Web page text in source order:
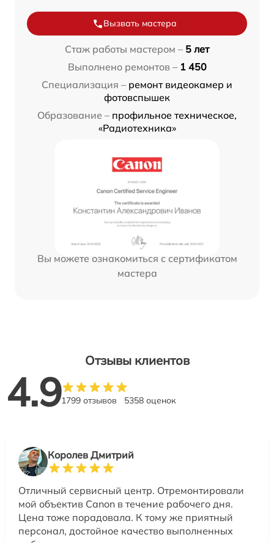
Вызвать мастера
Стаж работы мастером – 5 лет
Выполнено ремонтов – 1 450
Специализация – ремонт видеокамер и
фотовспышек
Образование – профильное техническое,
«Радиотехника»
Вы можете ознакомиться с сертификатом
мастера
Отзывы клиентов
4.91799 отзывов 5358 оценок
Королев Дмитрий
Отличный сервисный центр. Отремонтировали
мой объектив Canon в течение рабочего дня.
Цена тоже порадовала. К тому же приятный
персонал, достойное качество выполненных